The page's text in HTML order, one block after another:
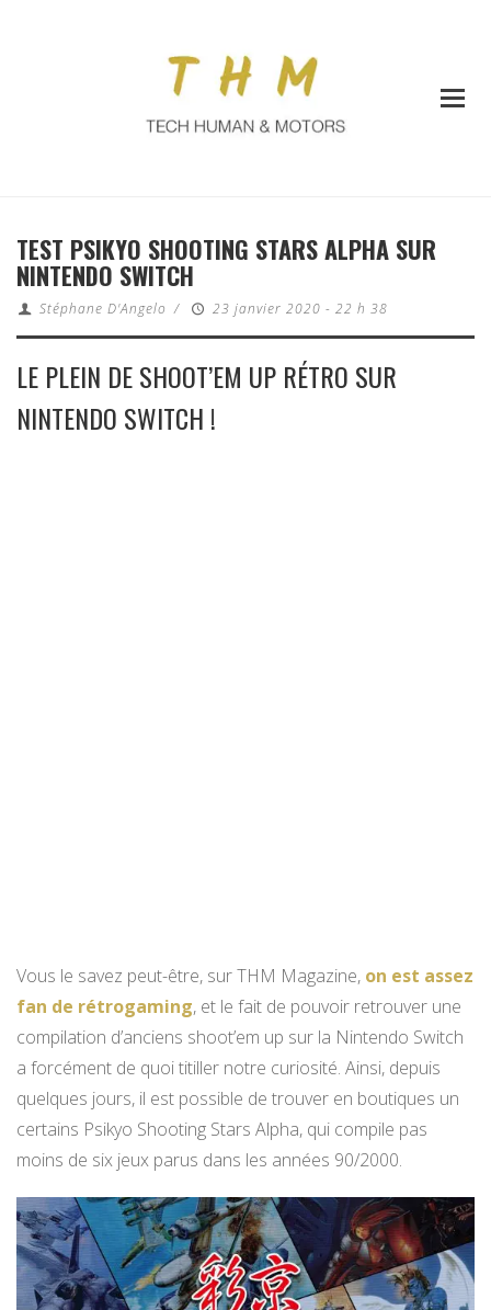
TEST PSIKYO SHOOTING STARS ALPHA SUR
NINTENDO SWITCH
Stéphane D'Angelo / 23 janvier 2020 - 22 h 38
LE PLEIN DE SHOOT’EM UP RÉTRO SUR
NINTENDO SWITCH !
Vous le savez peut-être, sur THM Magazine, on est assez
fan de rétrogaming, et le fait de pouvoir retrouver une
compilation d’anciens shoot’em up sur la Nintendo Switch
a forcément de quoi titiller notre curiosité. Ainsi, depuis
quelques jours, il est possible de trouver en boutiques un
certains Psikyo Shooting Stars Alpha, qui compile pas
moins de six jeux parus dans les années 90/2000.